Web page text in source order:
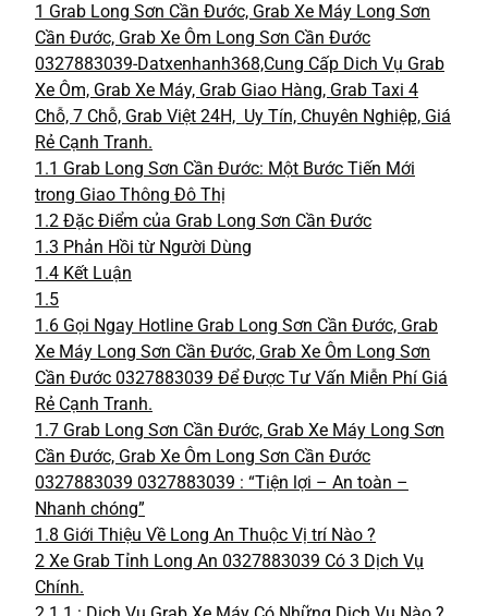
1 Grab Long Sơn Cần Đước, Grab Xe Máy Long Sơn
Cần Đước, Grab Xe Ôm Long Sơn Cần Đước
0327883039-Datxenhanh368,Cung Cấp Dich Vụ Grab
Xe Ôm, Grab Xe Máy, Grab Giao Hàng, Grab Taxi 4
Chỗ, 7 Chỗ, Grab Việt 24H, Uy Tín, Chuyên Nghiệp, Giá
Rẻ Cạnh Tranh.
1.1 Grab Long Sơn Cần Đước: Một Bước Tiến Mới
trong Giao Thông Đô Thị
1.2 Đặc Điểm của Grab Long Sơn Cần Đước
1.3 Phản Hồi từ Người Dùng
1.4 Kết Luận
1.5
1.6 Gọi Ngay Hotline Grab Long Sơn Cần Đước, Grab
Xe Máy Long Sơn Cần Đước, Grab Xe Ôm Long Sơn
Cần Đước 0327883039 Để Được Tư Vấn Miễn Phí Giá
Rẻ Cạnh Tranh.
1.7 Grab Long Sơn Cần Đước, Grab Xe Máy Long Sơn
Cần Đước, Grab Xe Ôm Long Sơn Cần Đước
0327883039 0327883039 : “Tiện lợi – An toàn –
Nhanh chóng”
1.8 Giới Thiệu Về Long An Thuộc Vị trí Nào ?
2 Xe Grab Tỉnh Long An 0327883039 Có 3 Dịch Vụ
Chính.